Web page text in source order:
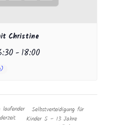
Christine
-18:00
laufender
Selbstverteidigung für
Kinder 5 – 13 Jahre